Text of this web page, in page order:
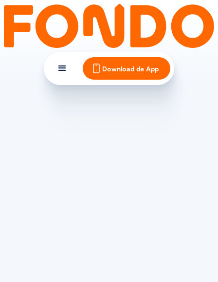
Download de App